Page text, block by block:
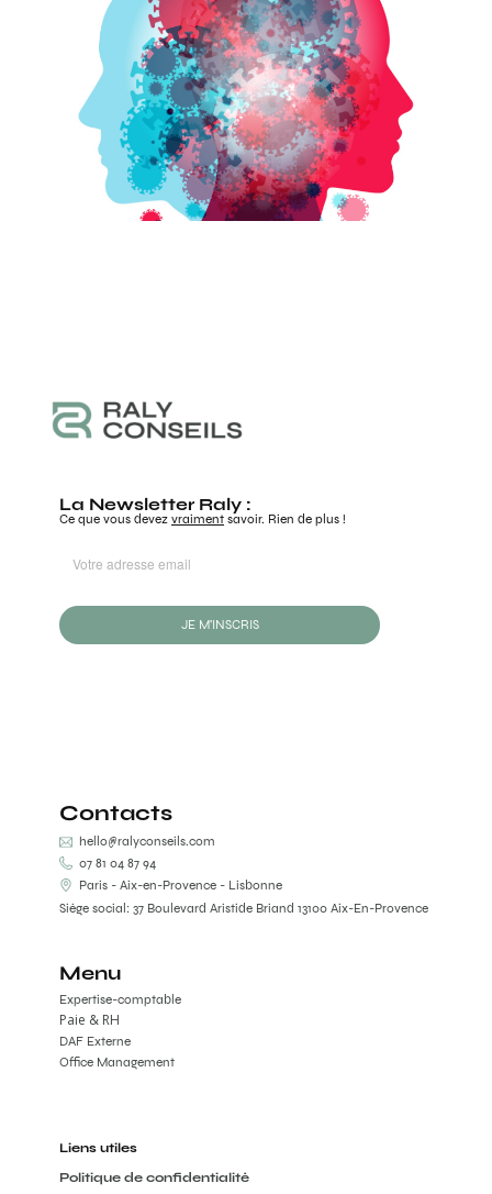
La Newsletter Raly :
Ce que vous devez vraiment savoir. Rien de plus !
JE M'INSCRIS
Contacts
hello@ralyconseils.com
07 81 04 87 94
Paris - Aix-en-Provence - Lisbonne
Siège social: 37 Boulevard Aristide Briand 13100 Aix-En-Provence
Menu
Expertise-comptable
DAF Externe
Office Management
Paie & RH
Liens utiles
Politique de confidentialité